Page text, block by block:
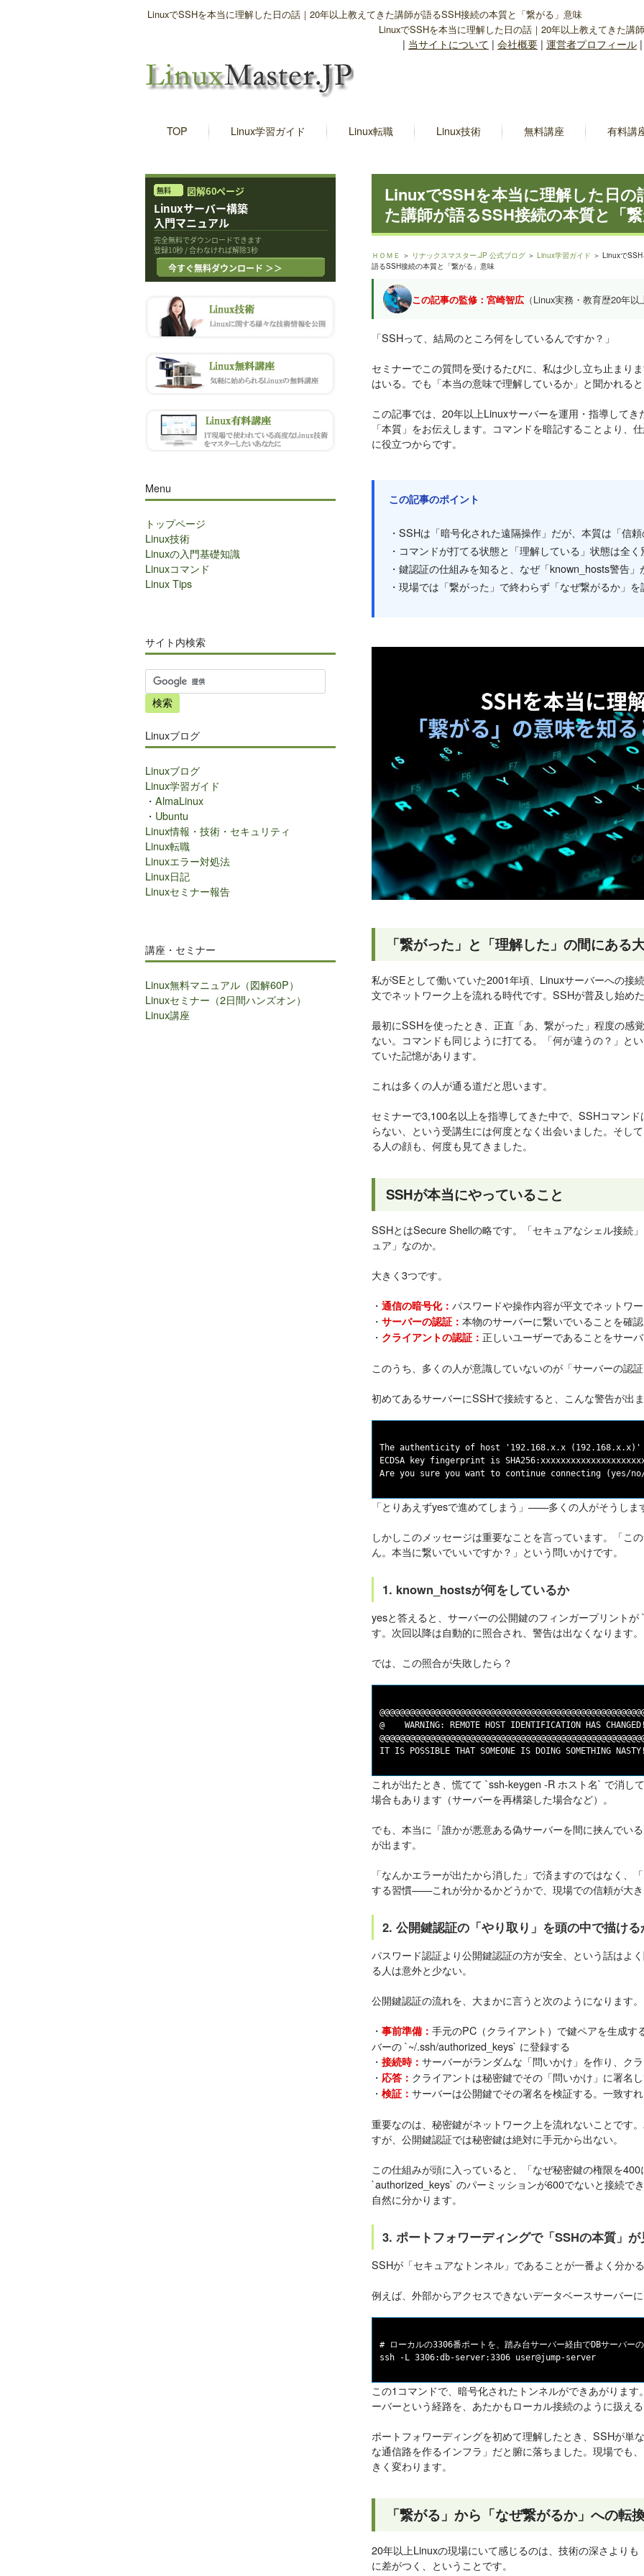
LinuxでSSHを本当に理解した日の話｜20年以上教えてきた講師が語るSSH接続の本質と「繋がる」意味
LinuxでSSHを本当に理解した日の話｜20年以上教えてきた講
| 当サイトについて | 会社概要 | 運営者プロフィール
TOP Linux学習ガイド Linux転職 Linux技術 無料講座 有料講
LinuxでSSHを本当に理解した日の
た講師が語るSSH接続の本質と「
ＨＯＭＥ ＞ リナックスマスター.JP 公式ブログ ＞ Linux学習ガイド ＞ Linuxで
語るSSH接続の本質と「繋がる」意味
この記事の監修：宮崎智広（Linux実務・教育歴20年
「SSHって、結局のところ何をしているんですか？」
セミナーでこの質問を受けるたびに、私は少し立ち止まり
はいる。でも「本当の意味で理解しているか」と聞かれる
この記事では、20年以上Linuxサーバーを運用・指導して
「本質」をお伝えします。コマンドを暗記することより、
に役立つからです。
この記事のポイント
・SSHは「暗号化された遠隔操作」だが、本質は「信
・コマンドが打てる状態と「理解している」状態は全
・鍵認証の仕組みを知ると、なぜ「known_hosts警告
・現場では「繋がった」で終わらず「なぜ繋がるか」
「繋がった」と「理解した」の間にある
私がSEとして働いていた2001年頃、Linuxサーバーへの接
文でネットワーク上を流れる時代です。SSHが普及し始め
最初にSSHを使ったとき、正直「あ、繋がった」程度の感
ない。コマンドも同じように打てる。「何が違うの？」と
ていた記憶があります。
これは多くの人が通る道だと思います。
セミナーで3,100名以上を指導してきた中で、SSHコマン
らない、という受講生には何度となく出会いました。そし
る人の顔も、何度も見てきました。
SSHが本当にやっていること
SSHとはSecure Shellの略です。「セキュアなシェル接続
ュア」なのか。
大きく3つです。
・ 通信の暗号化： パスワードや操作内容が平文でネットワ
・ サーバーの認証： 本物のサーバーに繋いでいることを確
・ クライアントの認証： 正しいユーザーであることをサー
このうち、多くの人が意識していないのが「サーバーの認
初めてあるサーバーにSSHで接続すると、こんな警告が出
The authenticity of host '192.168.x.x
ECDSA key fingerprint is
「とりあえずyesで進めてしまう」——多くの人がそうしま
しかしこのメッセージは重要なことを言っています。「こ
ん。本当に繋いでいいですか？」という問いかけです。
1. known_hostsが何をしているか
yesと答えると、サーバーの公開鍵のフィンガープリント
す。次回以降は自動的に照合され、警告は出なくなります。
では、この照合が失敗したら？
@    WARNING: REMOTE HOST IDENTIFICATION HAS
これが出たとき、慌てて `ssh-keygen -R ホスト名` で消し
場合もあります（サーバーを再構築した場合など）。
でも、本当に「誰かが悪意ある偽サーバーを間に挟んでい
が出ます。
「なんかエラーが出たから消した」で済ますのではなく、
する習慣——これが分かるかどうかで、現場での信頼が大
2. 公開鍵認証の「やり取り」を頭の中で描ける
パスワード認証より公開鍵認証の方が安全、という話はよ
る人は意外と少ない。
公開鍵認証の流れを、大まかに言うと次のようになります。
・ 事前準備： 手元のPC（クライアント）で鍵ペアを生成
バーの `~/.ssh/authorized_keys` に登録する
・ 接続時： サーバーがランダムな「問いかけ」を作り、ク
・ 応答： クライアントは秘密鍵でその「問いかけ」に署名
・ 検証： サーバーは公開鍵でその署名を検証する。一致す
重要なのは、秘密鍵がネットワーク上を流れないことです
すが、公開鍵認証では秘密鍵は絶対に手元から出ない。
この仕組みが頭に入っていると、「なぜ秘密鍵の権限を
`authorized_keys` のパーミッションが600でないと接続で
自然に分かります。
3. ポートフォワーディングで「SSHの本質」
SSHが「セキュアなトンネル」であることが一番よく分か
例えば、外部からアクセスできないデータベースサーバー
# ローカルの3306番ポートを、踏み台サーバー経由でDBサーバー
この1コマンドで、暗号化されたトンネルができあがりま
ーバーという経路を、あたかもローカル接続のように扱え
ポートフォワーディングを初めて理解したとき、SSHが単
な通信路を作るインフラ」だと腑に落ちました。現場でも
きく変わります。
「繋がる」から「なぜ繋がるか」への転
20年以上Linuxの現場にいて感じるのは、技術の深さより
に差がつく、ということです。
Menu
トップページ
Linux技術
Linuxの入門基礎知識
Linuxコマンド
Linux Tips
サイト内検索
サ
イ
ト
検
索
Linuxブログ
Linuxブログ
Linux学習ガイド
・ AlmaLinux
・ Ubuntu
Linux情報・技術・セキュリティ
Linux転職
Linuxエラー対処法
Linux日記
Linuxセミナー報告
講座・セミナー
Linux無料マニュアル（図解60P）
Linuxセミナー（2日間ハンズオン）
Linux講座